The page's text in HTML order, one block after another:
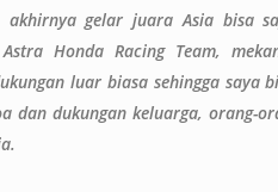
akhirnya gelar juara Asia bisa
Honda Racing Team,
luar biasa sehingga saya
dan dukungan keluarga, orang-